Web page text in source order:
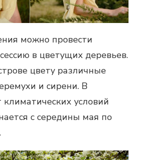
можно провести
в цветущих деревьев.
цвету различные
и сирени. В
климатических условий
с середины мая по